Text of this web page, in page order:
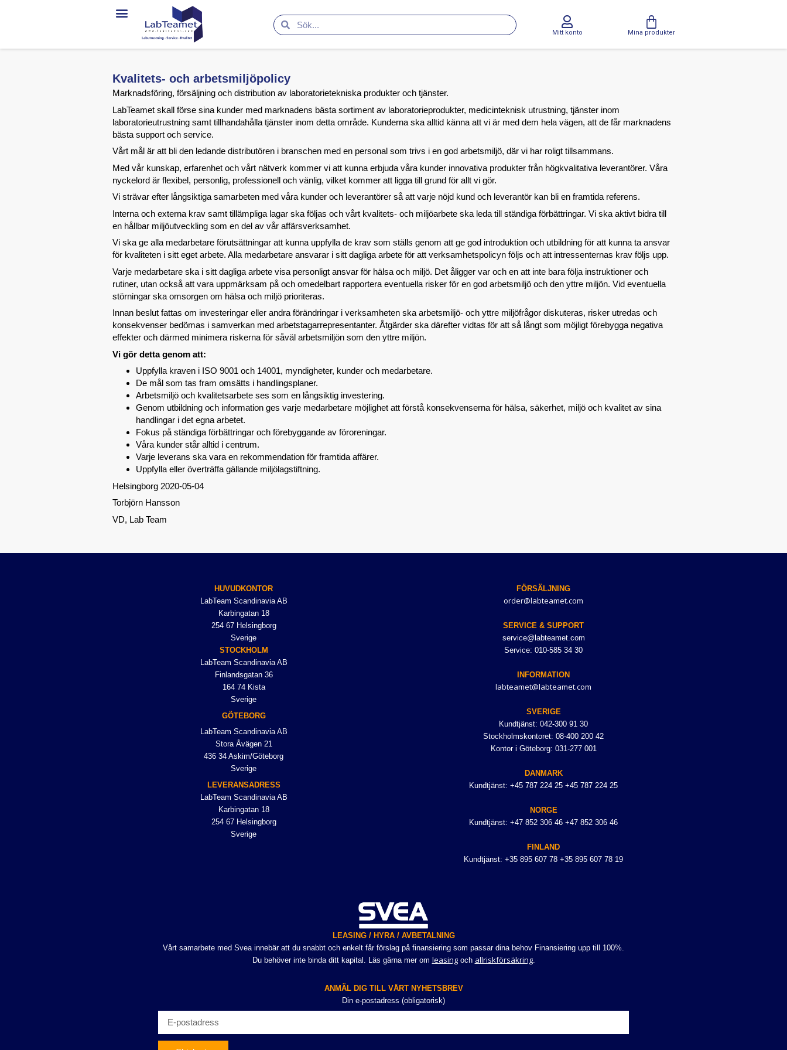
Mitt konto Mina produkter
Kvalitets- och arbetsmiljöpolicy
Marknadsföring, försäljning och distribution av laboratorietekniska produkter och tjänster.
LabTeamet skall förse sina kunder med marknadens bästa sortiment av laboratorieprodukter, medicinteknisk utrustning, tjänster inom
laboratorieutrustning samt tillhandahålla tjänster inom detta område. Kunderna ska alltid känna att vi är med dem hela vägen, att de får marknadens
bästa support och service.
Vårt mål är att bli den ledande distributören i branschen med en personal som trivs i en god arbetsmiljö, där vi har roligt tillsammans.
Med vår kunskap, erfarenhet och vårt nätverk kommer vi att kunna erbjuda våra kunder innovativa produkter från högkvalitativa leverantörer. Våra
nyckelord är flexibel, personlig, professionell och vänlig, vilket kommer att ligga till grund för allt vi gör.
Vi strävar efter långsiktiga samarbeten med våra kunder och leverantörer så att varje nöjd kund och leverantör kan bli en framtida referens.
Interna och externa krav samt tillämpliga lagar ska följas och vårt kvalitets- och miljöarbete ska leda till ständiga förbättringar. Vi ska aktivt bidra till
en hållbar miljöutveckling som en del av vår affärsverksamhet.
Vi ska ge alla medarbetare förutsättningar att kunna uppfylla de krav som ställs genom att ge god introduktion och utbildning för att kunna ta ansvar
för kvaliteten i sitt eget arbete. Alla medarbetare ansvarar i sitt dagliga arbete för att verksamhetspolicyn följs och att intressenternas krav följs upp.
Varje medarbetare ska i sitt dagliga arbete visa personligt ansvar för hälsa och miljö. Det åligger var och en att inte bara följa instruktioner och
rutiner, utan också att vara uppmärksam på och omedelbart rapportera eventuella risker för en god arbetsmiljö och den yttre miljön. Vid eventuella
störningar ska omsorgen om hälsa och miljö prioriteras.
Innan beslut fattas om investeringar eller andra förändringar i verksamheten ska arbetsmiljö- och yttre miljöfrågor diskuteras, risker utredas och
konsekvenser bedömas i samverkan med arbetstagarrepresentanter. Åtgärder ska därefter vidtas för att så långt som möjligt förebygga negativa
effekter och därmed minimera riskerna för såväl arbetsmiljön som den yttre miljön.
Vi gör detta genom att:
Uppfylla kraven i ISO 9001 och 14001, myndigheter, kunder och medarbetare.
De mål som tas fram omsätts i handlingsplaner.
Arbetsmiljö och kvalitetsarbete ses som en långsiktig investering.
Genom utbildning och information ges varje medarbetare möjlighet att förstå konsekvenserna för hälsa, säkerhet, miljö och kvalitet av sina
handlingar i det egna arbetet.
Fokus på ständiga förbättringar och förebyggande av föroreningar.
Våra kunder står alltid i centrum.
Varje leverans ska vara en rekommendation för framtida affärer.
Uppfylla eller överträffa gällande miljölagstiftning.
Helsingborg 2020-05-04
Torbjörn Hansson
VD, Lab Team
HUVUDKONTOR
LabTeam Scandinavia AB
Karbingatan 18
254 67 Helsingborg
Sverige
STOCKHOLM
LabTeam Scandinavia AB
Finlandsgatan 36
164 74 Kista
Sverige
GÖTEBORG
LabTeam Scandinavia AB
Stora Åvägen 21
436 34 Askim/Göteborg
Sverige
LEVERANSADRESS
LabTeam Scandinavia AB
Karbingatan 18
254 67 Helsingborg
Sverige
FÖRSÄLJNING
order@labteamet.com
SERVICE & SUPPORT
service@labteamet.com
Service: 010-585 34 30
INFORMATION
labteamet@labteamet.com
SVERIGE
Kundtjänst: 042-300 91 30
Stockholmskontoret: 08-400 200 42
Kontor i Göteborg: 031-277 001
DANMARK
Kundtjänst: +45 787 224 25 +45 787 224 25
NORGE
Kundtjänst: +47 852 306 46 +47 852 306 46
FINLAND
Kundtjänst: +35 895 607 78 +35 895 607 78 19
LEASING / HYRA / AVBETALNING
Vårt samarbete med Svea innebär att du snabbt och enkelt får förslag på finansiering som passar dina behov Finansiering upp till 100%.
Du behöver inte binda ditt kapital. Läs gärna mer om leasingoch allriskförsäkring.
ANMÄL DIG TILL VÅRT NYHETSBREV
Din e-postadress (obligatorisk)